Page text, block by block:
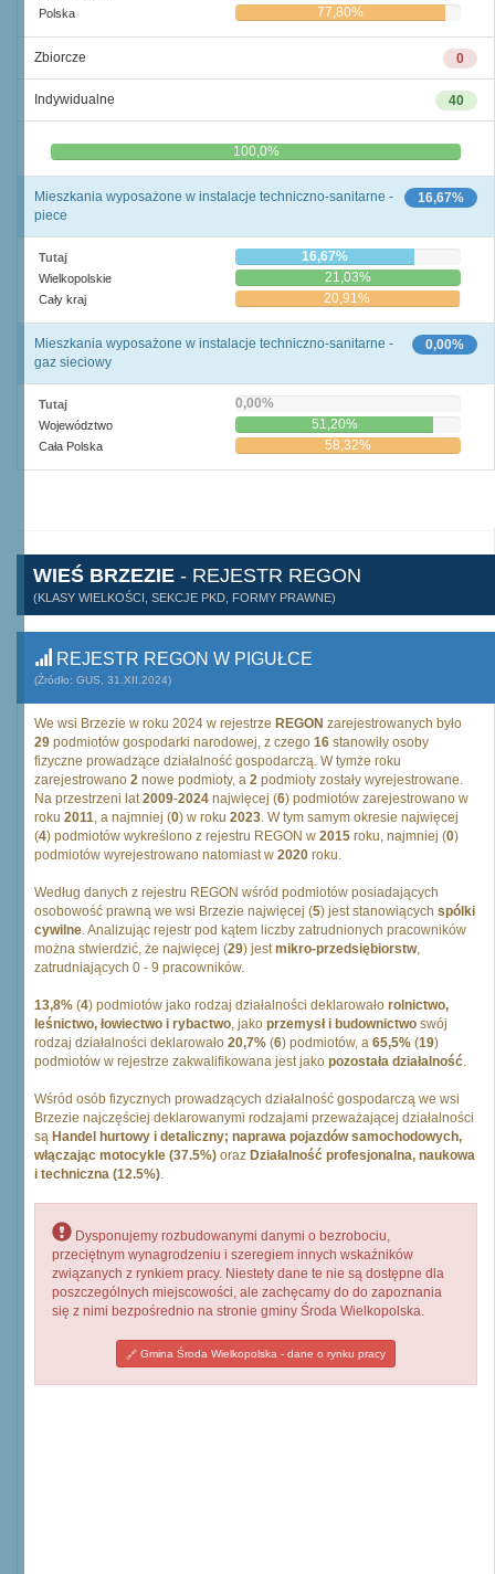
Polska 77,80%
0
Zbiorcze
40
Indywidualne
0,0% 100,0%
16,67%
Mieszkania wyposażone w instalacje techniczno-sanitarne -
piece
Tutaj 16,67%
Wielkopolskie 21,03%
Cały kraj 20,91%
0,00%
Mieszkania wyposażone w instalacje techniczno-sanitarne -
gaz sieciowy
Tutaj 0,00%
Województwo 51,20%
Cała Polska 58,32%
WIEŚ BRZEZIE - REJESTR REGON
(KLASY WIELKOŚCI, SEKCJE PKD, FORMY PRAWNE)
REJESTR REGON W PIGUŁCE
(Źródło: GUS, 31.XII.2024)
We wsi Brzezie w roku 2024 w rejestrze REGON zarejestrowanych było
29 podmiotów gospodarki narodowej, z czego 16 stanowiły osoby
fizyczne prowadzące działalność gospodarczą. W tymże roku
zarejestrowano 2 nowe podmioty, a 2 podmioty zostały wyrejestrowane.
Na przestrzeni lat2009-2024 najwięcej (6) podmiotów zarejestrowano w
roku 2011, a najmniej (0) w roku 2023. W tym samym okresie najwięcej
(4) podmiotów wykreślono z rejestru REGON w 2015 roku, najmniej (0)
podmiotów wyrejestrowano natomiast w 2020 roku.
Według danych z rejestru REGON wśród podmiotów posiadających
osobowość prawną we wsi Brzezie najwięcej (5) jest stanowiących spólki
cywilne. Analizując rejestr pod kątem liczby zatrudnionych pracowników
można stwierdzić, że najwięcej (29) jestmikro-przedsiębiorstw,
zatrudniających 0 - 9 pracowników.
13,8% (4) podmiotów jako rodzaj działalności deklarowało rolnictwo,
leśnictwo, łowiectwo i rybactwo, jako przemysł i budownictwo swój
rodzaj działalności deklarowało 20,7% (6) podmiotów, a 65,5% (19)
podmiotów w rejestrze zakwalifikowana jest jako pozostała działalność.
Wśród osób fizycznych prowadzących działalność gospodarczą we wsi
Brzezie najczęściej deklarowanymi rodzajami przeważającej działalności
są Handel hurtowy i detaliczny; naprawa pojazdów samochodowych,
włączając motocykle (37.5%) oraz Działalność profesjonalna, naukowa
i techniczna (12.5%).
Dysponujemy rozbudowanymi danymi o bezrobociu,
przeciętnym wynagrodzeniu i szeregiem innych wskaźników
związanych z rynkiem pracy. Niestety dane te nie są dostępne dla
poszczególnych miejscowości, ale zachęcamy do do zapoznania
się z nimi bezpośrednio na stronie gminy Środa Wielkopolska.
Gmina Środa Wielkopolska - dane o rynku pracy